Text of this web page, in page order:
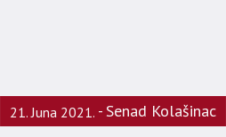
21. Juna 2021. Senad Kolašinac